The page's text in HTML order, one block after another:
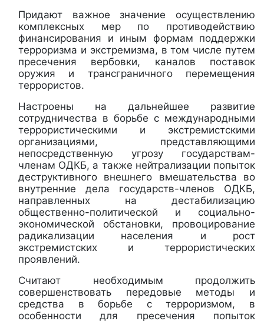
Придают важное значение осуществлению
комплексных мер по противодействию
финансирования и иным формам поддержки
терроризма и экстремизма, в том числе путем
пресечения вербовки, каналов поставок
оружия и трансграничного перемещения
террористов.
Настроены на дальнейшее развитие
сотрудничества в борьбе с международными
террористическими и экстремистскими
организациями, представляющими
непосредственную угрозу государствам-
членам ОДКБ, а также нейтрализации попыток
деструктивного внешнего вмешательства во
внутренние дела государств-членов ОДКБ,
направленных на дестабилизацию
общественно-политической и социально-
экономической обстановки, провоцирование
радикализации населения и рост
экстремистских и террористических
проявлений.
Считают необходимым продолжить
совершенствовать передовые методы и
средства в борьбе с терроризмом, в
особенности для пресечения попыток